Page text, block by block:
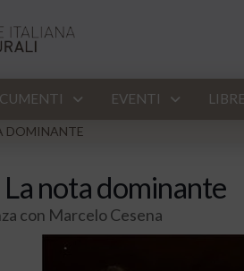
EVENTI
DOMINANTE
La nota dominante
con Marcelo Cesena